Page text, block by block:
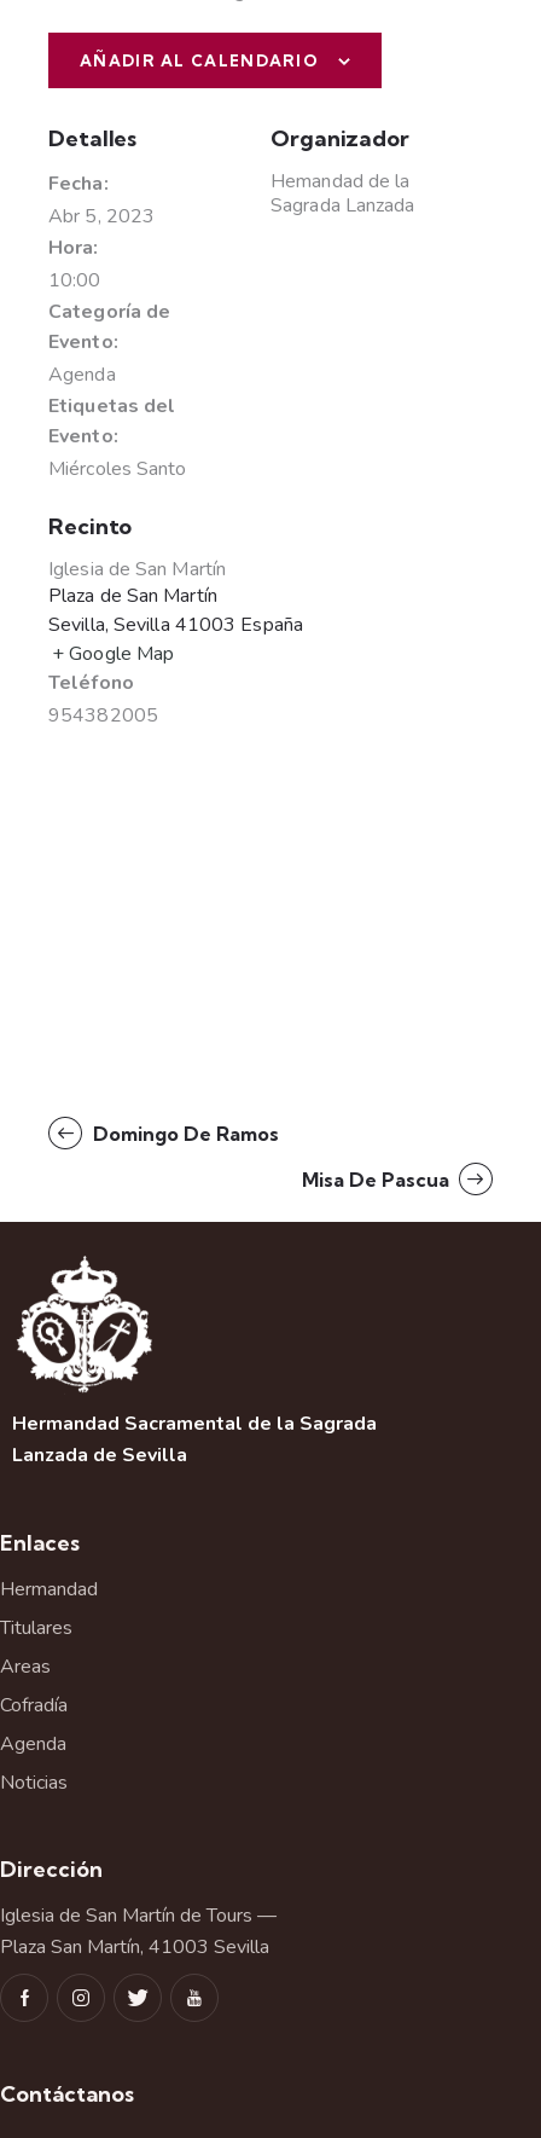
AÑADIR AL CALENDARIO
Detalles
Fecha:
Abr 5, 2023
Hora:
10:00
Categoría de
Evento:
Agenda
Etiquetas del
Evento:
Miércoles Santo
Organizador
Hemandad de la
Sagrada Lanzada
Recinto
Iglesia de San Martín
Plaza de San Martín
Sevilla, Sevilla 41003 España
+ Google Map
Teléfono
954382005
Domingo De Ramos
Misa De Pascua
Hermandad Sacramental de la Sagrada
Lanzada de Sevilla
Enlaces
Hermandad
Titulares
Areas
Cofradía
Agenda
Noticias
Dirección
Iglesia de San Martín de Tours —
Plaza San Martín, 41003 Sevilla
Contáctanos